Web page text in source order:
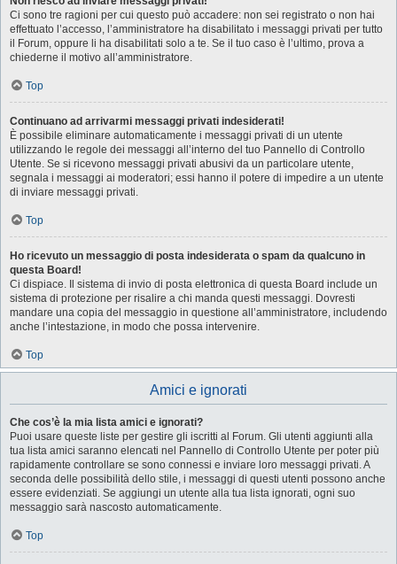
Ci sono tre ragioni per cui questo può accadere: non sei registrato o non hai
effettuato l’accesso, l’amministratore ha disabilitato i messaggi privati per tutto
il Forum, oppure li ha disabilitati solo a te. Se il tuo caso è l’ultimo, prova a
chiederne il motivo all’amministratore.
Top
Continuano ad arrivarmi messaggi privati indesiderati!
È possibile eliminare automaticamente i messaggi privati ​​di un utente
utilizzando le regole dei messaggi all’interno del tuo Pannello di Controllo
Utente. Se si ricevono messaggi privati ​​abusivi da un particolare utente,
segnala i messaggi ai moderatori; essi hanno il potere di impedire a un utente
di inviare messaggi privati​​.
Top
Ho ricevuto un messaggio di posta indesiderata o spam da qualcuno in
questa Board!
Ci dispiace. Il sistema di invio di posta elettronica di questa Board include un
sistema di protezione per risalire a chi manda questi messaggi. Dovresti
mandare una copia del messaggio in questione all’amministratore, includendo
anche l’intestazione, in modo che possa intervenire.
Top
Amici e ignorati
Che cos’è la mia lista amici e ignorati?
Puoi usare queste liste per gestire gli iscritti al Forum. Gli utenti aggiunti alla
tua lista amici saranno elencati nel Pannello di Controllo Utente per poter più
rapidamente controllare se sono connessi e inviare loro messaggi privati. A
seconda delle possibilità dello stile, i messaggi di questi utenti possono anche
essere evidenziati. Se aggiungi un utente alla tua lista ignorati, ogni suo
messaggio sarà nascosto automaticamente.
Top